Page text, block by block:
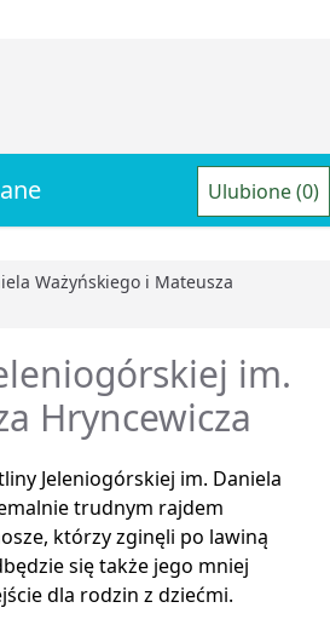
Ulubione (0)
Ważyńskiego i Mateusza
im.
Hryncewicza
Jeleniogórskiej im. Daniela
trudnym rajdem
którzy zginęli po lawiną
się także jego mniej
dla rodzin z dziećmi.